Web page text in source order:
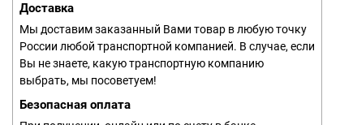
Доставка
Мы доставим заказанный Вами товар в любую точку
России любой транспортной компанией. В случае, если
Вы не знаете, какую транспортную компанию
выбрать, мы посоветуем!
Безопасная оплата